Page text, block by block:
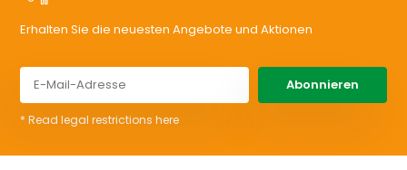
Erhalten Sie die neuesten Angebote und Aktionen
Abonnieren
* Read legal restrictions here